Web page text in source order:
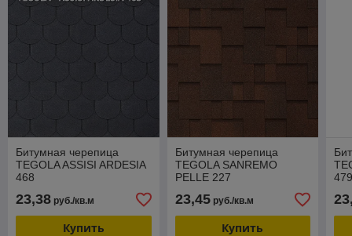
Битумная черепица
TEGOLA ASSISI ARDESIA
468
23,38 руб./кв.м
Купить
Битумная черепица
TEGOLA SANREMO
PELLE 227
23,45руб./кв.м
Купить